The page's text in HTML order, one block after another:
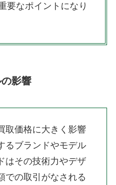
要なポイントになり
影響
取価格に大きく影響
るブランドやモデル
はその技術力やデザ
での取引がなされる